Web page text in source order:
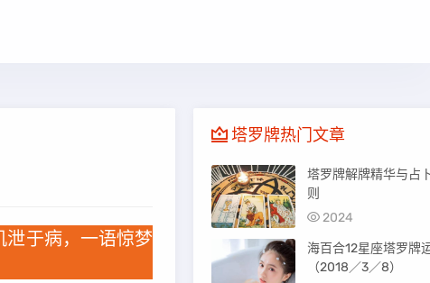
于病，一语惊梦
塔罗牌热门文章
塔罗牌解牌精华与占
则
2024
海百合12星座塔罗牌
（2018／3／8）